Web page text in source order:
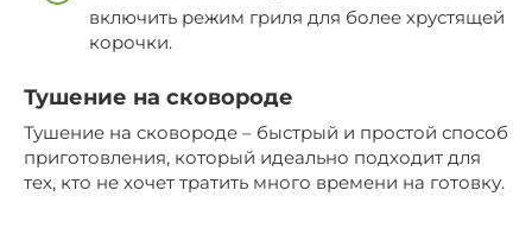
включить режим гриля для более хрустящей
корочки.
Тушение на сковороде
Тушение на сковороде – быстрый и простой способ
приготовления, который идеально подходит для
тех, кто не хочет тратить много времени на готовку.